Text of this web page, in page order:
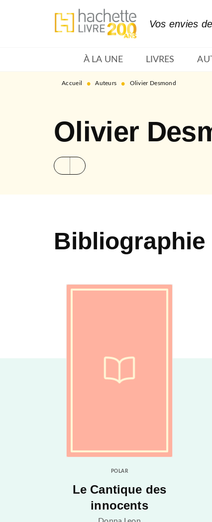
MENU RECHERCHE
Vos envies
À LA UNE LIVRES
Accueil • Auteurs • Olivier Desmond
Olivier
Bibliographie
POLAR
Le Cantique des
innocents